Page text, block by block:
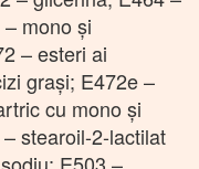
mono și
– esteri ai
grași; E472e –
cu mono și
stearoil-2-lactilat